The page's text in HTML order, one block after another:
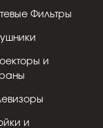
Фильтры
и
и